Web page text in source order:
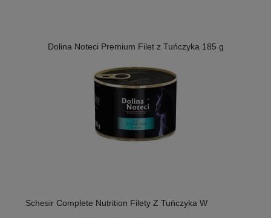
Dolina Noteci Premium Filet z Tuńczyka 185 g
Schesir Complete Nutrition Filety Z Tuńczyka W